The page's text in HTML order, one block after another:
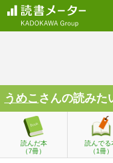
うめこ さんの読みた
読んだ本
（7冊）
読んでる
（1冊）